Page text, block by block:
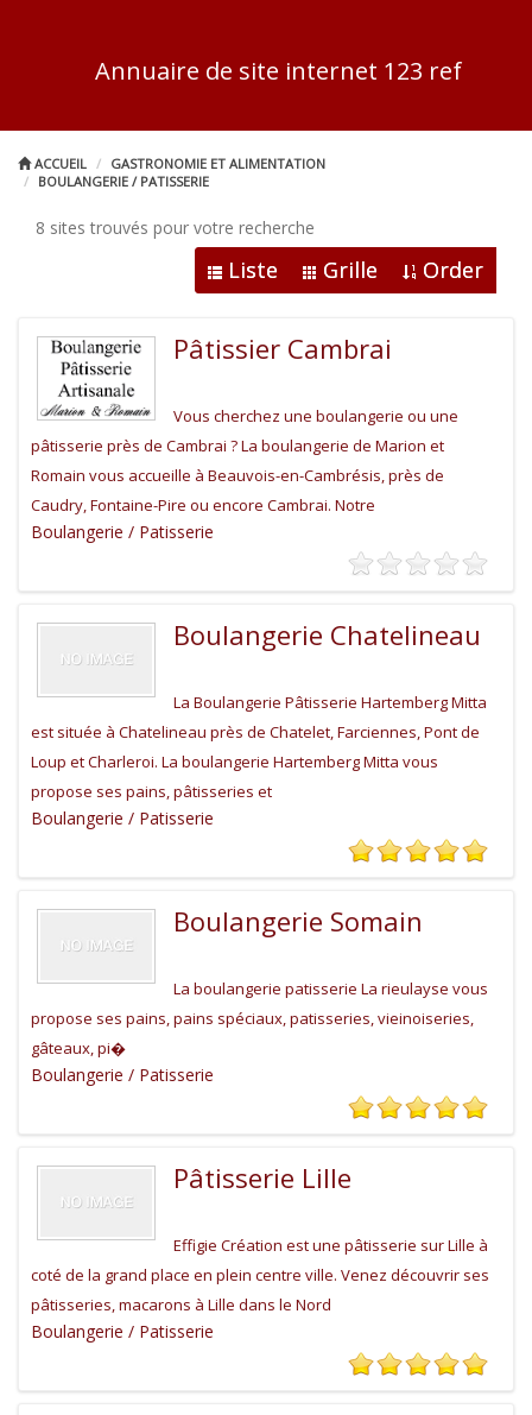
Annuaire de site internet 123 ref
ACCUEIL
GASTRONOMIE ET ALIMENTATION
BOULANGERIE / PATISSERIE
8 sites trouvés pour votre recherche
Liste Grille Order
Pâtissier Cambrai
Vous cherchez une boulangerie ou une
pâtisserie près de Cambrai ? La boulangerie de Marion et
Romain vous accueille à Beauvois-en-Cambrésis, près de
Caudry, Fontaine-Pire ou encore Cambrai. Notre
Boulangerie / Patisserie
Boulangerie Chatelineau
La Boulangerie Pâtisserie Hartemberg Mitta
est située à Chatelineau près de Chatelet, Farciennes, Pont de
Loup et Charleroi. La boulangerie Hartemberg Mitta vous
propose ses pains, pâtisseries et
Boulangerie / Patisserie
Boulangerie Somain
La boulangerie patisserie La rieulayse vous
propose ses pains, pains spéciaux, patisseries, vieinoiseries,
gâteaux, pi�
Boulangerie / Patisserie
Pâtisserie Lille
Effigie Création est une pâtisserie sur Lille à
coté de la grand place en plein centre ville. Venez découvrir ses
pâtisseries, macarons à Lille dans le Nord
Boulangerie / Patisserie